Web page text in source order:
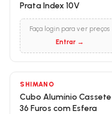
Prata Index 10V
Faça login para ver preços
Entrar →
SHIMANO
Cubo Alumínio Cassete
36 Furos com Esfera